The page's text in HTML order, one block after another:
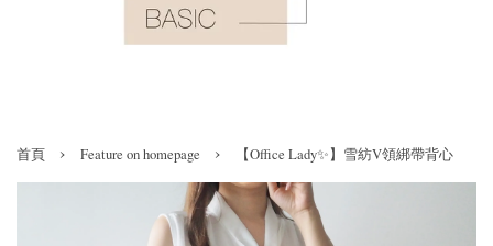
首頁 › Feature on homepage › 【Office Lady✨】雪紡V領綁帶背心